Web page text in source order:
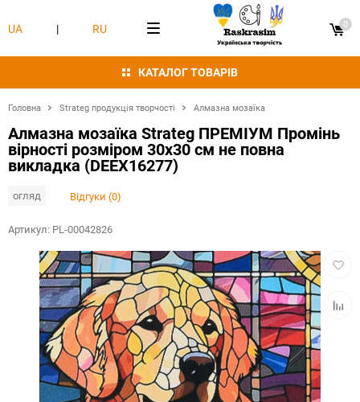
КАТАЛОГ ТОВАРІВ
UA | RU 0
Головна Strateg продукція творчості Алмазна мозаїка
Алмазна мозаїка Strateg ПРЕМІУМ Промінь
вірності розміром 30х30 см не повна
викладка (DEEX16277)
огляд Відгуки (0)
Артикул: PL-00042826